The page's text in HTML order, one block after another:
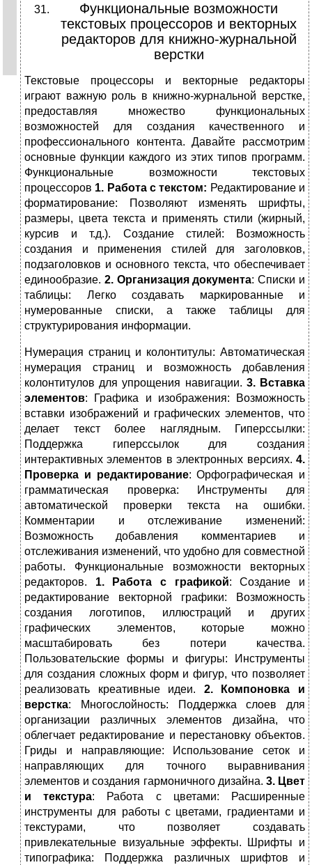
Функциональные возможности
текстовых процессоров и векторных
редакторов для книжно-журнальной
верстки
Текстовые процессоры и векторные редакторы
играют важную роль в книжно-журнальной верстке,
предоставляя множество функциональных
возможностей для создания качественного и
профессионального контента. Давайте рассмотрим
основные функции каждого из этих типов программ.
Функциональные возможности текстовых
процессоров 1. Работа с текстом: Редактирование и
форматирование: Позволяют изменять шрифты,
размеры, цвета текста и применять стили (жирный,
курсив и т.д.). Создание стилей: Возможность
создания и применения стилей для заголовков,
подзаголовков и основного текста, что обеспечивает
единообразие. 2. Организация документа: Списки и
таблицы: Легко создавать маркированные и
нумерованные списки, а также таблицы для
структурирования информации.
Нумерация страниц и колонтитулы: Автоматическая
нумерация страниц и возможность добавления
колонтитулов для упрощения навигации. 3. Вставка
элементов: Графика и изображения: Возможность
вставки изображений и графических элементов, что
делает текст более наглядным. Гиперссылки:
Поддержка гиперссылок для создания
интерактивных элементов в электронных версиях. 4.
Проверка и редактирование: Орфографическая и
грамматическая проверка: Инструменты для
автоматической проверки текста на ошибки.
Комментарии и отслеживание изменений:
Возможность добавления комментариев и
отслеживания изменений, что удобно для совместной
работы. Функциональные возможности векторных
редакторов. 1. Работа с графикой: Создание и
редактирование векторной графики: Возможность
создания логотипов, иллюстраций и других
графических элементов, которые можно
масштабировать без потери качества.
Пользовательские формы и фигуры: Инструменты
для создания сложных форм и фигур, что позволяет
реализовать креативные идеи. 2. Компоновка и
верстка: Многослойность: Поддержка слоев для
организации различных элементов дизайна, что
облегчает редактирование и перестановку объектов.
Гриды и направляющие: Использование сеток и
направляющих для точного выравнивания
элементов и создания гармоничного дизайна. 3. Цвет
и текстура: Работа с цветами: Расширенные
инструменты для работы с цветами, градиентами и
текстурами, что позволяет создавать
привлекательные визуальные эффекты. Шрифты и
типографика: Поддержка различных шрифтов и